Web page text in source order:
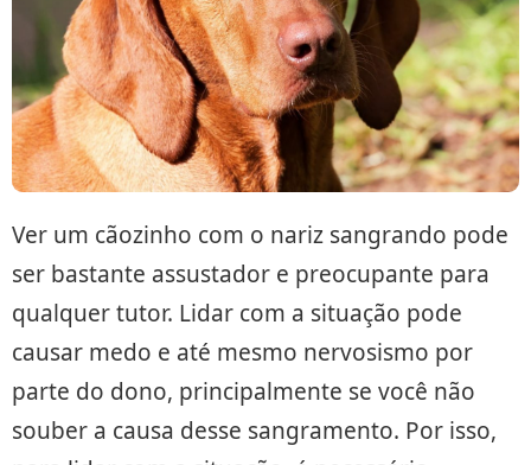
Ver um cãozinho com o nariz sangrando pode
ser bastante assustador e preocupante para
qualquer tutor. Lidar com a situação pode
causar medo e até mesmo nervosismo por
parte do dono, principalmente se você não
souber a causa desse sangramento. Por isso,